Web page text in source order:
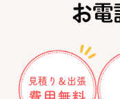
お電
見積り＆出張